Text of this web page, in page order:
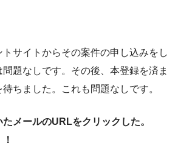
サイトからその案件の申し込みをし
題なしです。その後、本登録を済ま
ちました。これも問題なしです。
たメールのURLをクリックした。